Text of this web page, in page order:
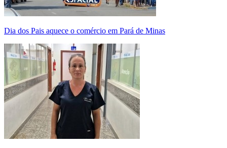
Dia dos Pais aquece o comércio em Pará de Minas